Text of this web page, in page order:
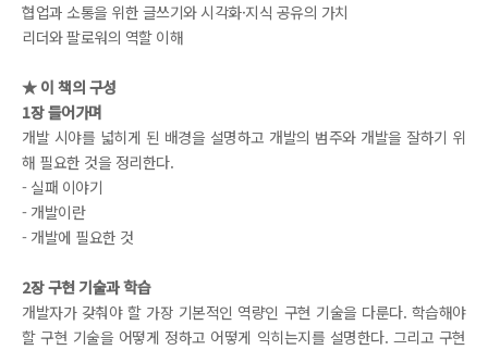
협업과 소통을 위한 글쓰기와 시각화·지식 공유의 가치
리더와 팔로워의 역할 이해
★ 이 책의 구성
1장 들어가며
개발 시야를 넓히게 된 배경을 설명하고 개발의 범주와 개발을 잘하기 위
해 필요한 것을 정리한다.
- 실패 이야기
- 개발이란
- 개발에 필요한 것
2장 구현 기술과 학습
개발자가 갖춰야 할 가장 기본적인 역량인 구현 기술을 다룬다. 학습해야
할 구현 기술을 어떻게 정하고 어떻게 익히는지를 설명한다. 그리고 구현